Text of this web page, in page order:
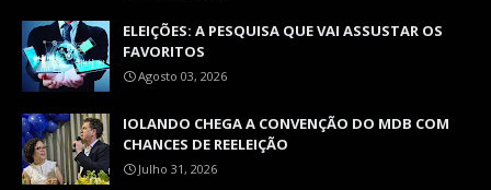
ELEIÇÕES: A PESQUISA QUE VAI ASSUSTAR OS
FAVORITOS
Agosto 03, 2026
IOLANDO CHEGA A CONVENÇÃO DO MDB COM
CHANCES DE REELEIÇÃO
Julho 31, 2026